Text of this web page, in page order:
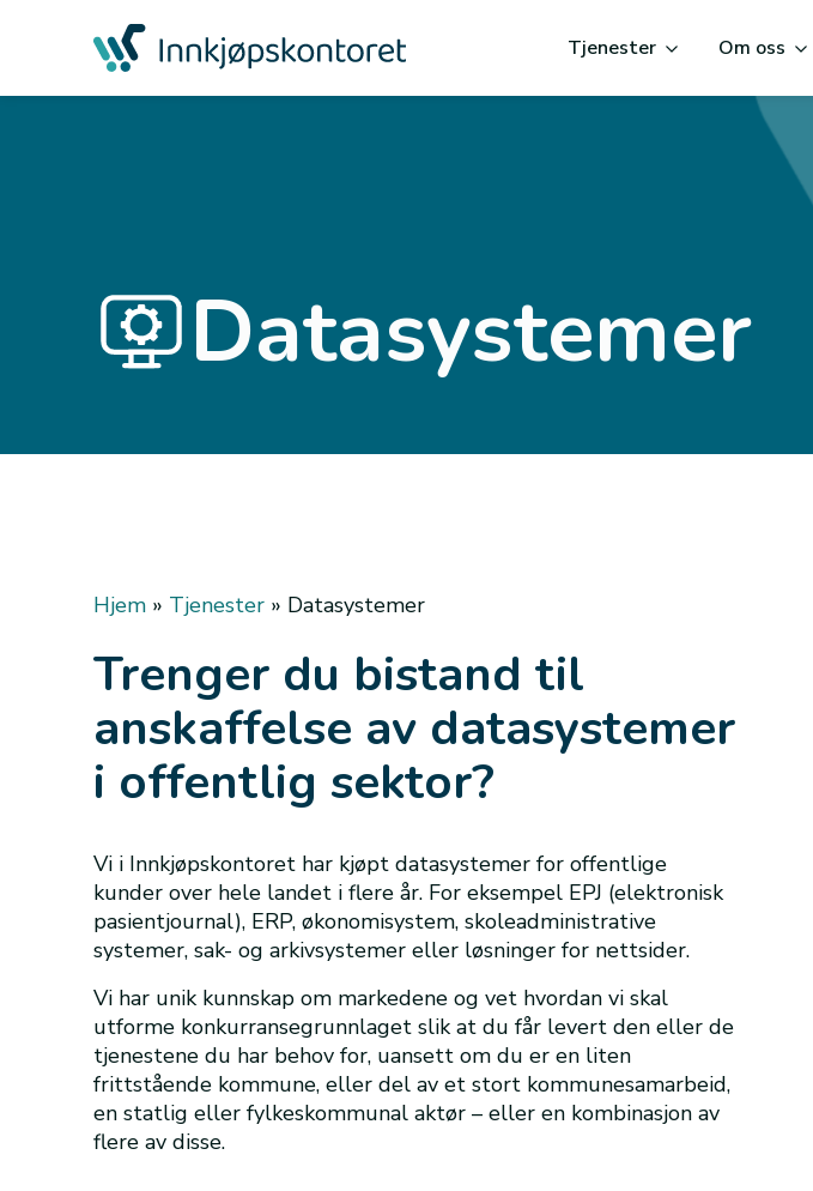
Tjenester Om oss
Datasystemer
Hjem » Tjenester » Datasystemer
Trenger du bistand til
anskaffelse av datasystemer
i offentlig sektor?
Vi i Innkjøpskontoret har kjøpt datasystemer for offentlige
kunder over hele landet i flere år. For eksempel EPJ (elektronisk
pasientjournal), ERP, økonomisystem, skoleadministrative
systemer, sak- og arkivsystemer eller løsninger for nettsider.
Vi har unik kunnskap om markedene og vet hvordan vi skal
utforme konkurransegrunnlaget slik at du får levert den eller de
tjenestene du har behov for, uansett om du er en liten
frittstående kommune, eller del av et stort kommunesamarbeid,
en statlig eller fylkeskommunal aktør – eller en kombinasjon av
flere av disse.